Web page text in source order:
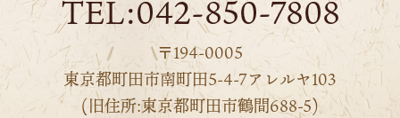
TEL:042-850-7808
〒194-0005
東京都町田市南町田5-4-7アレルヤ103
(旧住所:東京都町田市鶴間688-5)